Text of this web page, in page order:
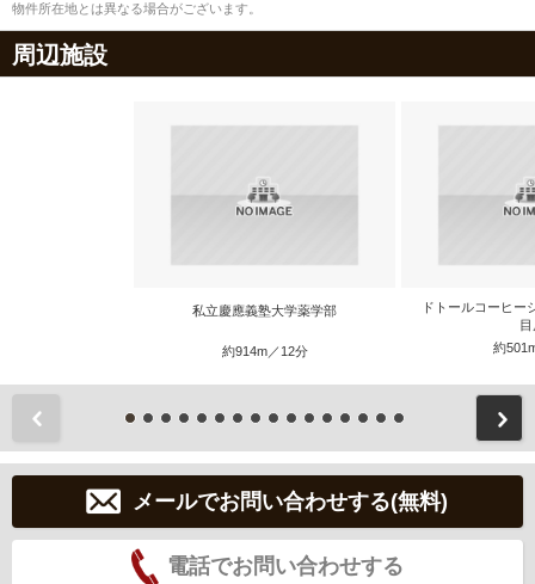
物件所在地とは異なる場合がございます。
周辺施設
私立慶應義塾大学薬学部
約914m／12分
ドトールコーヒー
目
約
メールでお問い合わせする(無料)
電話でお問い合わせする